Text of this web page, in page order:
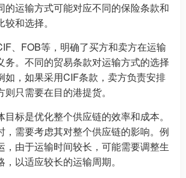
的运输方式可能对应不同的保险条款和
和选择。
、FOB等，明确了买方和卖方在运输
务。不同的贸易条款对运输方式的选择
如，如果采用CIF条款，卖方负责安排
只需要在目的港提货。
目标是优化整个供应链的效率和成本。
，需要考虑其对整个供应链的影响。例
，由于运输时间较长，可能需要调整生
以适应较长的运输周期。